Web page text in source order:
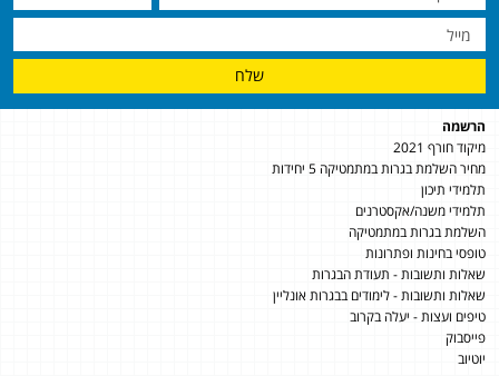
שלח
הרשמה
מיקוד חורף 2021
מחיר השלמת בגרות במתמטיקה 5 יחידות
תלמידי תיכון
תלמידי משנה/אקסטרנים
השלמת בגרות במתמטיקה
טופסי בחינות ופתרונות
שאלות ותשובות - תעודת הבגרות
שאלות ותשובות - לימודים בבגרות אונליין
טיפים ועצות - יעלה בקרוב
פייסבוק
יוטיוב